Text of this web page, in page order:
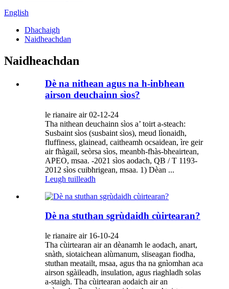
English
Dhachaigh
Naidheachdan
Naidheachdan
Dè na nithean agus na h-inbhean
airson deuchainn sìos?
le rianaire air 02-12-24
Tha nithean deuchainn sìos a’ toirt a-steach:
Susbaint sìos (susbaint sìos), meud lìonaidh,
fluffiness, glainead, caitheamh ocsaidean, ìre geir
air fhàgail, seòrsa sìos, meanbh-fhàs-bheairtean,
APEO, msaa. -2021 sìos aodach, QB / T 1193-
2012 sìos cuibhrigean, msaa. 1) Dèan ...
Leugh tuilleadh
Dè na stuthan sgrùdaidh cùirtearan?
le rianaire air 16-10-24
Tha cùirtearan air an dèanamh le aodach, anart,
snàth, siotaichean alùmanum, sliseagan fiodha,
stuthan meatailt, msaa, agus tha na gnìomhan aca
airson sgàileadh, insulation, agus riaghladh solas
a-staigh. Tha cùirtearan aodaich air an